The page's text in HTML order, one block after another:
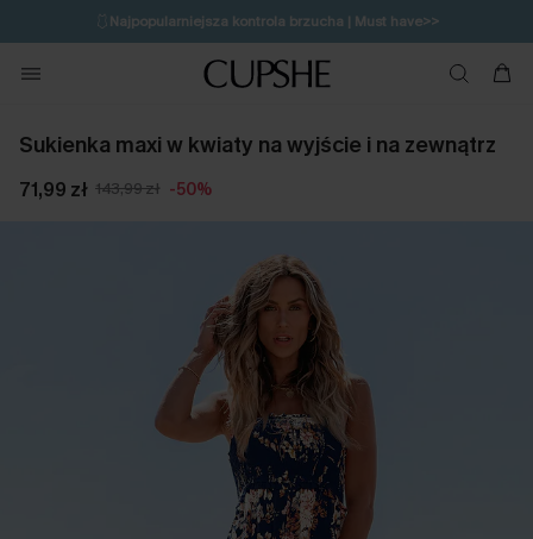
🩱Najpopularniejsza kontrola brzucha | Must have>>
🔥OSTATNIA SZANSA | Do 50% rabatu>>
💌Zapisz się i zyskaj do 20% rabatu>>
Sukienka maxi w kwiaty na wyjście i na zewnątrz
71,99 zł 143,99 zł -50%